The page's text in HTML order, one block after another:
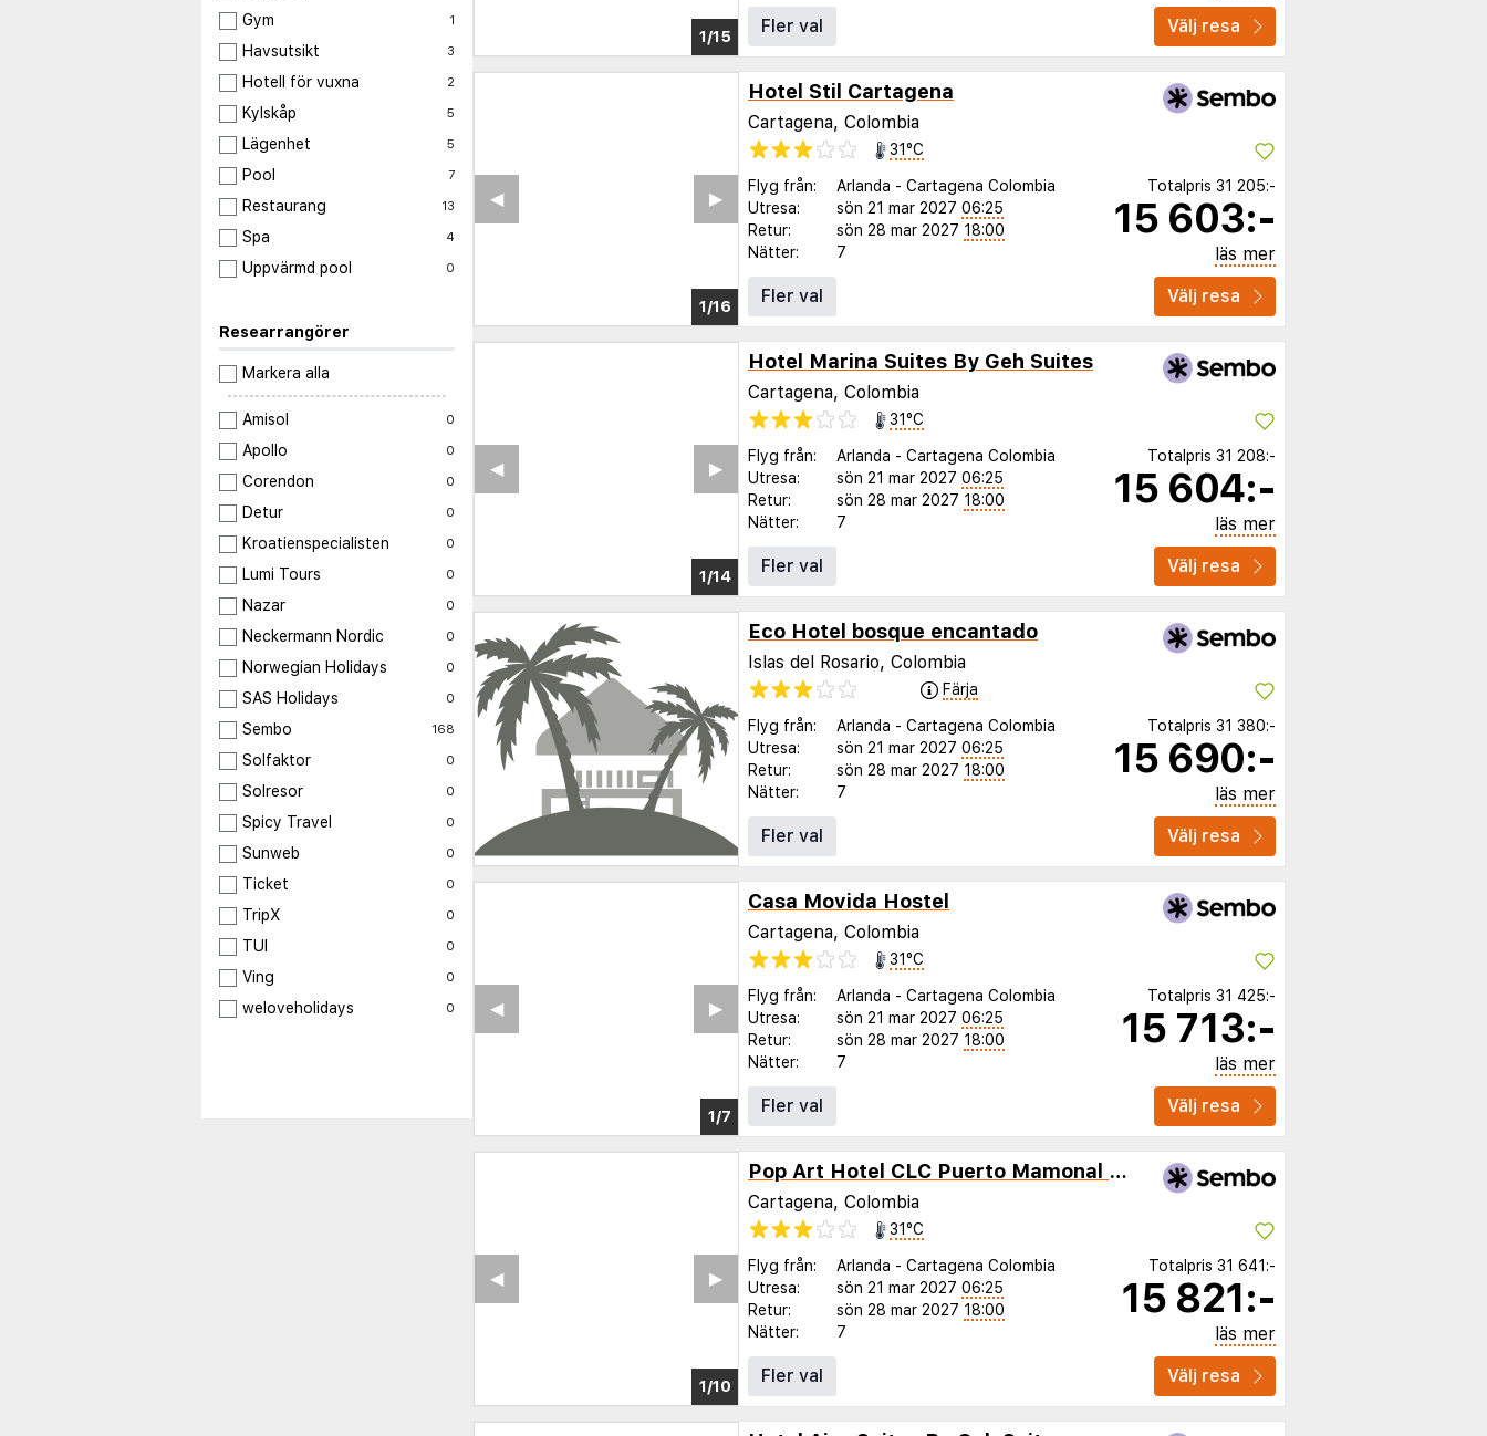
Gym 1
Havsutsikt 3
Hotell för vuxna 2
Kylskåp 5
Lägenhet 5
Pool 7
Restaurang 13
Spa 4
Uppvärmd pool 0
Researrangörer
Markera alla
Amisol 0
Apollo 0
Corendon 0
Detur 0
Kroatienspecialisten 0
Lumi Tours 0
Nazar 0
Neckermann Nordic 0
Norwegian Holidays 0
SAS Holidays 0
Sembo 168
Solfaktor 0
Solresor 0
Spicy Travel 0
Sunweb 0
Ticket 0
TripX 0
TUI 0
Ving 0
weloveholidays 0
1/11
Fler val
Välj resa
1/11
▶︎
◀︎
Hotel Stil Cartagena
Cartagena, Colombia
31°C
Flyg från: Arlanda - Cartagena Colombia
Utresa:
sön 21 mar 2027 06:25
Retur:
sön 28 mar 2027 18:00
Nätter:
7
Totalpris 31 205:-
15 603:-
läs mer
Fler val
Välj resa
1/7
▶︎
◀︎
Hotel Marina Suites By Geh Suites
Cartagena, Colombia
31°C
Flyg från: Arlanda - Cartagena Colombia
Utresa:
sön 21 mar 2027 06:25
Retur:
sön 28 mar 2027 18:00
Nätter:
7
Totalpris 31 208:-
15 604:-
läs mer
Fler val
Välj resa
Eco Hotel bosque encantado
Islas del Rosario, Colombia
Färja
Flyg från: Arlanda - Cartagena Colombia
Utresa:
sön 21 mar 2027 06:25
Retur:
sön 28 mar 2027 18:00
Nätter:
7
Totalpris 31 380:-
15 690:-
läs mer
Fler val
Välj resa
1/2
▶︎
◀︎
Casa Movida Hostel
Cartagena, Colombia
31°C
Flyg från: Arlanda - Cartagena Colombia
Utresa:
sön 21 mar 2027 06:25
Retur:
sön 28 mar 2027 18:00
Nätter:
7
Totalpris 31 425:-
15 713:-
läs mer
Fler val
Välj resa
1/6
▶︎
◀︎
Pop Art Hotel CLC Puerto Mamonal Cartagena
Cartagena, Colombia
31°C
Flyg från: Arlanda - Cartagena Colombia
Utresa:
sön 21 mar 2027 06:25
Retur:
sön 28 mar 2027 18:00
Nätter:
7
Totalpris 31 641:-
15 821:-
läs mer
Fler val
Välj resa